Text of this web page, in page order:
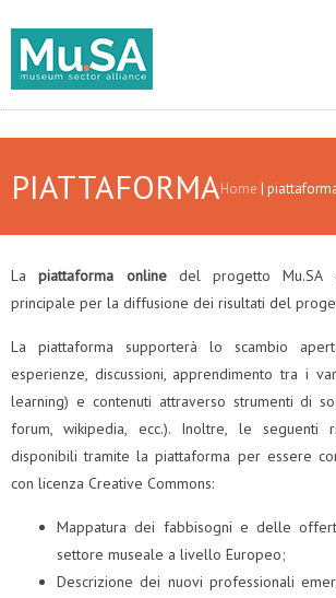
PIATTAFORMAHome |
Lapiattaforma online del progetto Mu.SA
principale per la diffusione dei risultati del
La piattaforma supporterà lo scambio
esperienze, discussioni, apprendimento tra i
learning) e contenuti attraverso strumenti di
forum, wikipedia, ecc.). Inoltre, le seguenti
disponibili tramite la piattaforma per essere
con licenza Creative Commons:
Mappatura dei fabbisogni e delle
settore museale a livello Europeo;
Descrizione dei nuovi professionali